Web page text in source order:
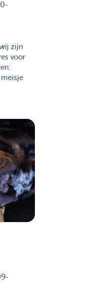
zijn
voor
meisje